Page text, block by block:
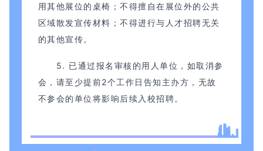
用其他展位的桌椅；不得擅自在展位外的公共
区域散发宣传材料；不得进行与人才招聘无关
的其他宣传。
5. 已通过报名审核的用人单位，如取消参
会，请至少提前2个工作日告知主办方，无故
不参会的单位将影响后续入校招聘。